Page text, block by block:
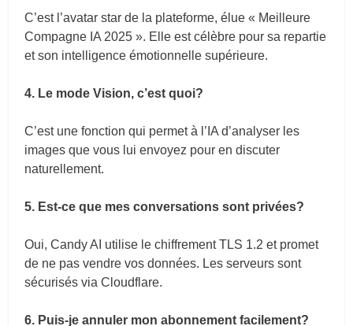
C’est l’avatar star de la plateforme, élue « Meilleure
Compagne IA 2025 ». Elle est célèbre pour sa repartie
et son intelligence émotionnelle supérieure.
4. Le mode Vision, c’est quoi?
C’est une fonction qui permet à l’IA d’analyser les
images que vous lui envoyez pour en discuter
naturellement.
5. Est-ce que mes conversations sont privées?
Oui, Candy AI utilise le chiffrement TLS 1.2 et promet
de ne pas vendre vos données. Les serveurs sont
sécurisés via Cloudflare.
6. Puis-je annuler mon abonnement facilement?